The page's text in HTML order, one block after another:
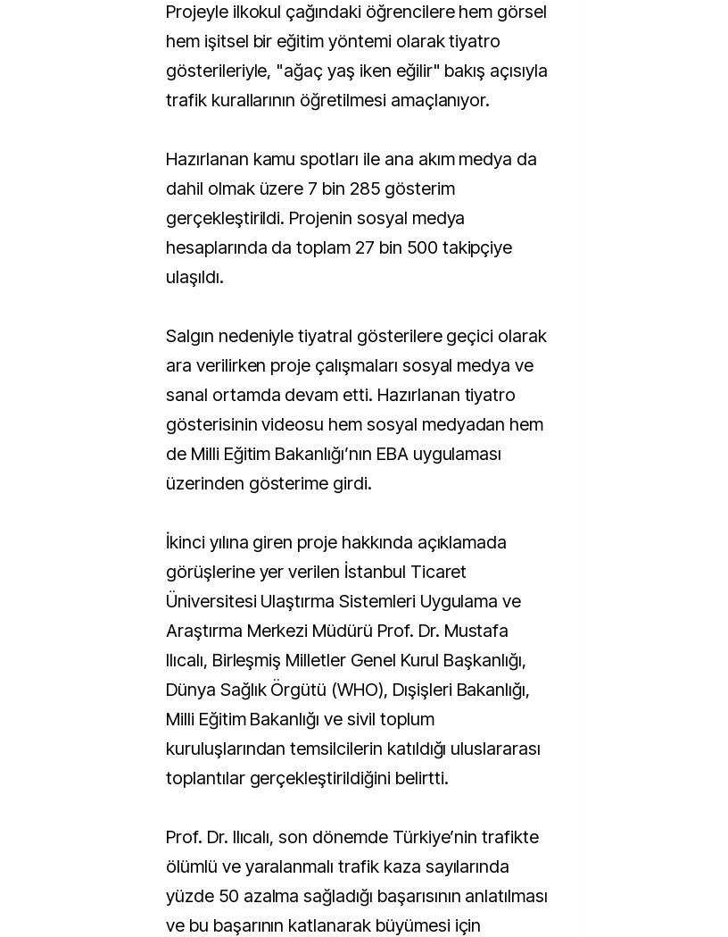
Projeyle ilkokul çağındaki öğrencilere hem görsel
hem işitsel bir eğitim yöntemi olarak tiyatro
gösterileriyle, "ağaç yaş iken eğilir" bakış açısıyla
trafik kurallarının öğretilmesi amaçlanıyor.
Hazırlanan kamu spotları ile ana akım medya da
dahil olmak üzere 7 bin 285 gösterim
gerçekleştirildi. Projenin sosyal medya
hesaplarında da toplam 27 bin 500 takipçiye
ulaşıldı.
Salgın nedeniyle tiyatral gösterilere geçici olarak
ara verilirken proje çalışmaları sosyal medya ve
sanal ortamda devam etti. Hazırlanan tiyatro
gösterisinin videosu hem sosyal medyadan hem
de Milli Eğitim Bakanlığı’nın EBA uygulaması
üzerinden gösterime girdi.
İkinci yılına giren proje hakkında açıklamada
görüşlerine yer verilen İstanbul Ticaret
Üniversitesi Ulaştırma Sistemleri Uygulama ve
Araştırma Merkezi Müdürü Prof. Dr. Mustafa
Ilıcalı, Birleşmiş Milletler Genel Kurul Başkanlığı,
Dünya Sağlık Örgütü (WHO), Dışişleri Bakanlığı,
Milli Eğitim Bakanlığı ve sivil toplum
kuruluşlarından temsilcilerin katıldığı uluslararası
toplantılar gerçekleştirildiğini belirtti.
Prof. Dr. Ilıcalı, son dönemde Türkiye’nin trafikte
ölümlü ve yaralanmalı trafik kaza sayılarında
yüzde 50 azalma sağladığı başarısının anlatılması
ve bu başarının katlanarak büyümesi için